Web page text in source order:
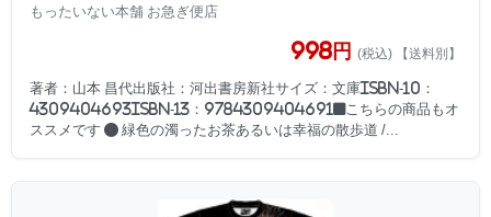
もったいない本舗 お急ぎ便店
998円 (税込) 【送料別】
著者：山本 昌代出版社：河出書房新社サイズ：文庫ISBN-10：
4309404693ISBN-13：9784309404691■こちらの商品もオ
ススメです ● 緑色の濁ったお茶あるいは幸福の散歩道 /...